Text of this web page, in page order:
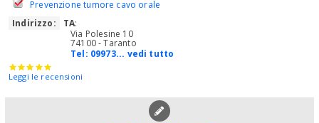
Prevenzione tumore cavo orale
Indirizzo:
TA:
Via Polesine 10
74100 - Taranto
Tel: 09973... vedi tutto
Leggi le recensioni